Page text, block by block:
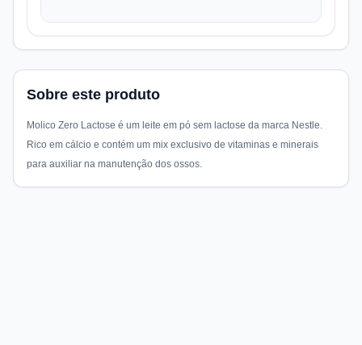
Sobre este produto
Molico Zero Lactose é um leite em pó sem lactose da marca Nestle.
Rico em cálcio e contém um mix exclusivo de vitaminas e minerais
para auxiliar na manutenção dos ossos.